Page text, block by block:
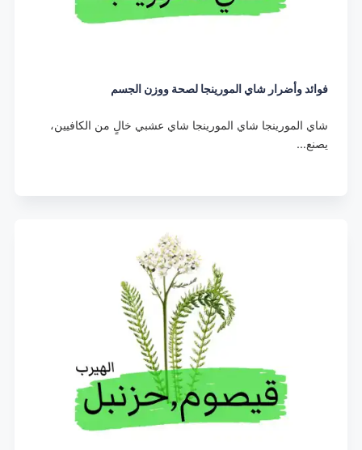
فوائد وأضرار شاي المورينجا لصحة ووزن الجسم
شاي المورينجا شاي المورينجا شاي عشبي خالٍ من الكافيين،
يصنع…